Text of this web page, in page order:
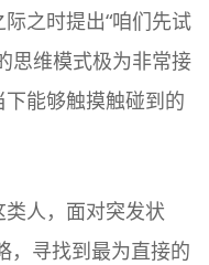
之时提出“咱们先试
思维模式极为非常接
能够触摸触碰到的
人，面对突发状
，寻找到最为直接的